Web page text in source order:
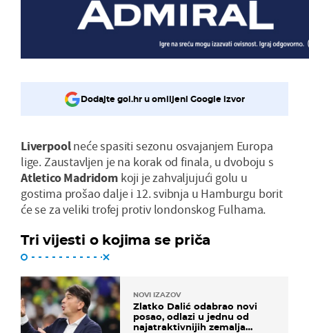
Dodajte gol.hr u omiljeni Google izvor
Liverpoolneće spasiti sezonu osvajanjem Europa
lige. Zaustavljen je na korak od finala, u dvoboju s
Atletico Madridomkoji je zahvaljujući golu u
gostima prošao dalje i 12. svibnja u Hamburgu borit
će se za veliki trofej protiv londonskog Fulhama.
Tri vijesti o kojima se priča
NOVI IZAZOV
Zlatko Dalić odabrao novi
posao, odlazi u jednu od
najatraktivnijih zemalja